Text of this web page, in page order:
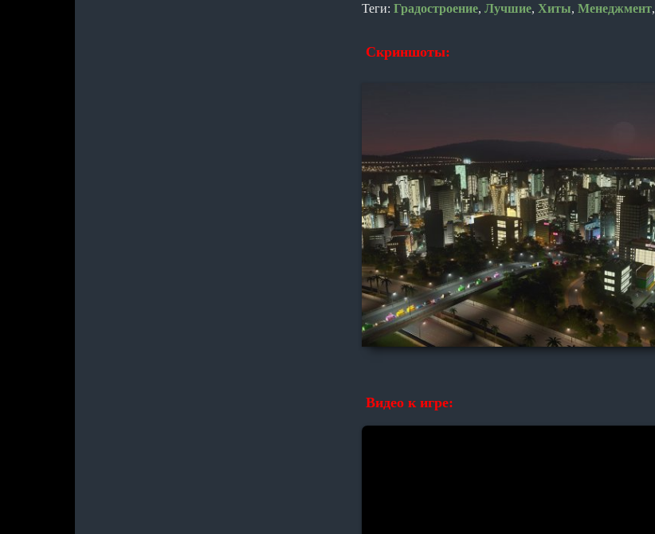
Теги: Градостроение, Лучшие, Хиты, Менеджмент,
Скриншоты:
Видео к игре: